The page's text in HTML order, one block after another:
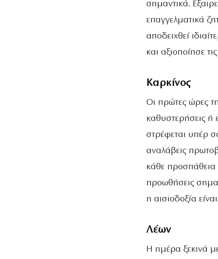
σημαντικά.
επαγγελματικά
αποδειχθεί
και αξιοποίησε
Καρκίνος
Οι πρώτες ώρες
καθυστερήσεις
στρέφεται υπέρ
αναλάβεις
κάθε προσπάθεια
προωθήσεις
η αισιοδοξία
Λέων
Η ημέρα ξεκινά